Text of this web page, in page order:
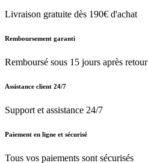
Livraison gratuite dès 190€ d'achat
Remboursement garanti
Remboursé sous 15 jours après retour
Assistance client 24/7
Support et assistance 24/7
Paiement en ligne et sécurisé
Tous vos paiements sont sécurisés